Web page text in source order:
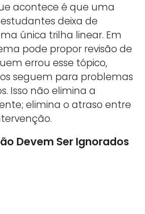
acontece é que uma
deixa de
única trilha linear. Em
pode propor revisão de
errou esse tópico,
seguem para problemas
Isso não elimina a
elimina o atraso entre
Devem Ser Ignorados